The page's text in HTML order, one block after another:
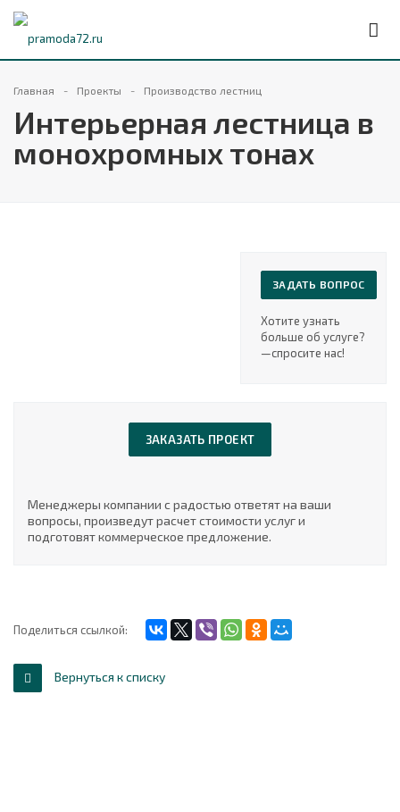
Главная Проекты Производство лестниц
Интерьерная лестница в
монохромных тонах
ЗАДАТЬ ВОПРОС
Хотите узнать
больше об услуге?
—cпросите нас!
ЗАКАЗАТЬ ПРОЕКТ
Менеджеры компании с радостью ответят на ваши
вопросы, произведут расчет стоимости услуг и
подготовят коммерческое предложение.
Поделиться ссылкой:
Вернуться к списку